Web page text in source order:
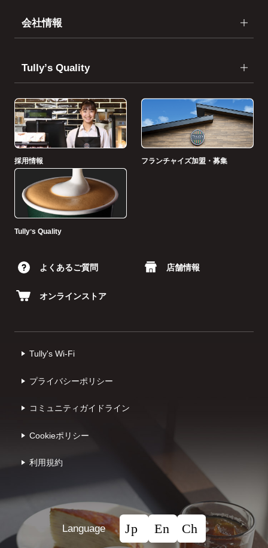
会社情報
Tullyʼs Quality
採用情報 フランチャイズ加盟・募集
Tullyʼs Quality
よくあるご質問 店舗情報
オンラインストア
Tully's Wi-Fi
プライバシーポリシー
コミュニティガイドライン
Cookieポリシー
利⽤規約
Language